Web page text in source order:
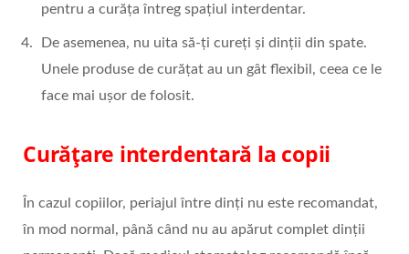
pentru a curăța întreg spațiul interdentar.
De asemenea, nu uita să-ți cureți și dinții din spate.
Unele produse de curățat au un gât flexibil, ceea ce le
face mai ușor de folosit.
Curățare interdentară la copii
În cazul copiilor, periajul între dinți nu este recomandat,
în mod normal, până când nu au apărut complet dinții